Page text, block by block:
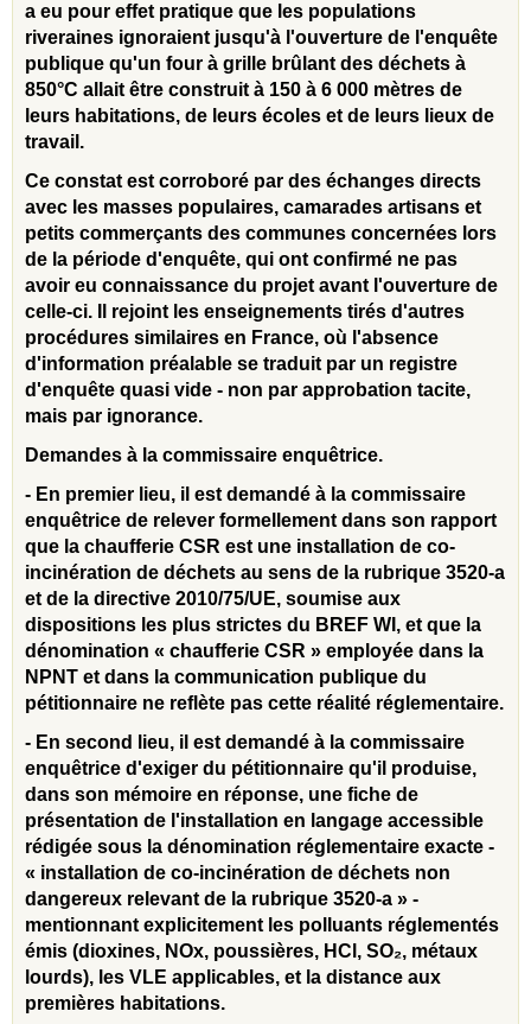
a eu pour effet pratique que les populations
riveraines ignoraient jusqu'à l'ouverture de l'enquête
publique qu'un four à grille brûlant des déchets à
850°C allait être construit à 150 à 6 000 mètres de
leurs habitations, de leurs écoles et de leurs lieux de
travail.
Ce constat est corroboré par des échanges directs
avec les masses populaires, camarades artisans et
petits commerçants des communes concernées lors
de la période d'enquête, qui ont confirmé ne pas
avoir eu connaissance du projet avant l'ouverture de
celle-ci. Il rejoint les enseignements tirés d'autres
procédures similaires en France, où l'absence
d'information préalable se traduit par un registre
d'enquête quasi vide - non par approbation tacite,
mais par ignorance.
Demandes à la commissaire enquêtrice.
- En premier lieu, il est demandé à la commissaire
enquêtrice de relever formellement dans son rapport
que la chaufferie CSR est une installation de co-
incinération de déchets au sens de la rubrique 3520-a
et de la directive 2010/75/UE, soumise aux
dispositions les plus strictes du BREF WI, et que la
dénomination « chaufferie CSR » employée dans la
NPNT et dans la communication publique du
pétitionnaire ne reflète pas cette réalité réglementaire.
- En second lieu, il est demandé à la commissaire
enquêtrice d'exiger du pétitionnaire qu'il produise,
dans son mémoire en réponse, une fiche de
présentation de l'installation en langage accessible
rédigée sous la dénomination réglementaire exacte -
« installation de co-incinération de déchets non
dangereux relevant de la rubrique 3520-a » -
mentionnant explicitement les polluants réglementés
émis (dioxines, NOx, poussières, HCl, SO₂, métaux
lourds), les VLE applicables, et la distance aux
premières habitations.